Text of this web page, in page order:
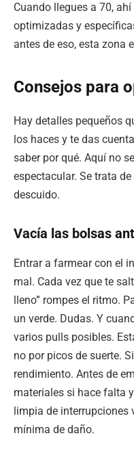
Cuando llegues a 70,
optimizadas y
antes de eso, esta zona
Consejos para
Hay detalles pequeños
los haces y te das
saber por qué. Aquí no
espectacular. Se trata
descuido.
Vacía las bolsas
Entrar a farmear con el
mal. Cada vez que te
lleno” rompes el ritmo.
un verde. Dudas. Y
varios pulls posibles.
no por picos de suerte.
rendimiento. Antes de
materiales si hace falta
limpia de interrupciones
mínima de daño.